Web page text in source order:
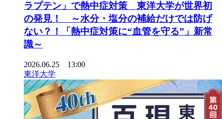
ラプテン」で熱中症対策 東洋大学が世界初
の発見！ ～水分・塩分の補給だけでは防げ
ない？！「熱中症対策に“血管を守る”」新常
識～
2026.06.25 13:00
東洋大学